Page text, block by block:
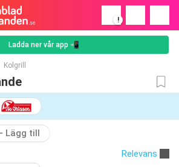
!
Ladda ner vår app 📲
Kolgrill
Lägg till
Relevans